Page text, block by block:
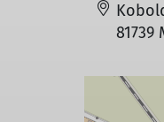
81739